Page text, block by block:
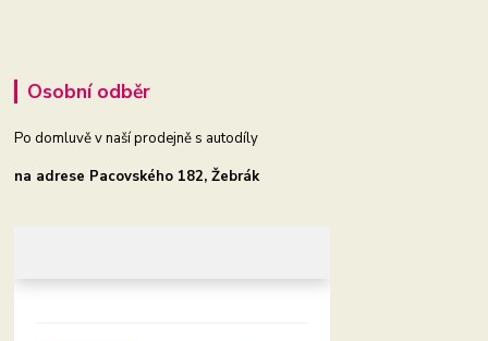
Osobní odběr
Po domluvě v naší prodejně s autodíly
na adrese Pacovského 182, Žebrák